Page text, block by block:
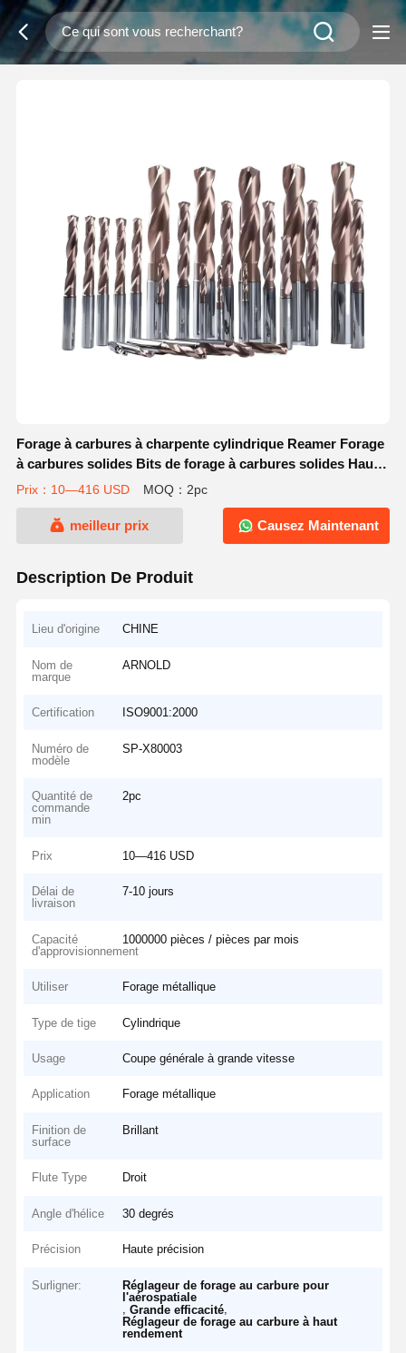
Forage à carbures à charpente cylindrique Reamer Forage
à carbures solides Bits de forage à carbures solides Haute
efficacité pour l'aérospatiale
Prix：10—416 USD MOQ：2pc
meilleur prix Causez Maintenant
Description De Produit
Lieu d'origine CHINE
Nom de
marque
ARNOLD
Certification ISO9001:2000
Numéro de
modèle
SP-X80003
Quantité de
commande
min
2pc
Prix 10—416 USD
Délai de
livraison
7-10 jours
Capacité
d'approvisionnement
1000000 pièces / pièces par mois
Utiliser Forage métallique
Type de tige Cylindrique
Usage Coupe générale à grande vitesse
Application Forage métallique
Finition de
surface
Brillant
Flute Type Droit
Angle d'hélice 30 degrés
Précision Haute précision
Surligner:
Réglageur de forage au carbure pour
l'aérospatiale
,Grande efficacité
Réglageur de forage au carbure à haut
rendement